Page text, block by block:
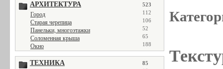
АРХИТЕКТУРА 523
Город 112
Старая черепица 106
Панельки, многоэтажки 52
Соломенная крыша 65
Окно 188
ТЕХНИКА 85